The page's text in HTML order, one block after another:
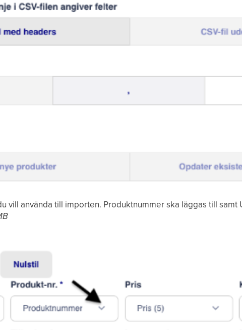
vill använda till importen. Produktnummer ska läggas till samt